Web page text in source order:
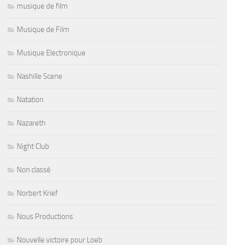
musique de film
Musique de Film
Musique Electronique
Nashille Scene
Natation
Nazareth
Night Club
Non classé
Norbert Krief
Nous Productions
Nouvelle victoire pour Loeb